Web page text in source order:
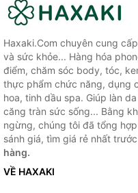
Haxaki.Com chuyên cung
và sức khỏe... Hàng hóa
điểm, chăm sóc body, tóc,
thực phẩm chức năng, dụng
hoa, tinh dầu spa. Giúp làn
căng tràn sức sống... Bằng
ngừng, chúng tôi đã tổng
sánh giá, tìm giá rẻ nhất
hàng.
VỀ HAXAKI